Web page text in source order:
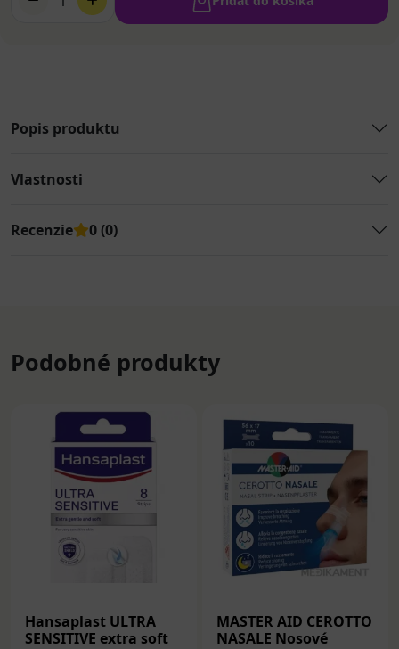
Popis produktu
Vlastnosti
Recenzie 0 (0)
Podobné produkty
Hansaplast ULTRA
SENSITIVE extra soft
MASTER AID CEROTTO
NASALE Nosové